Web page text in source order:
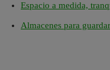
Espacio a medida,
Almacenes para